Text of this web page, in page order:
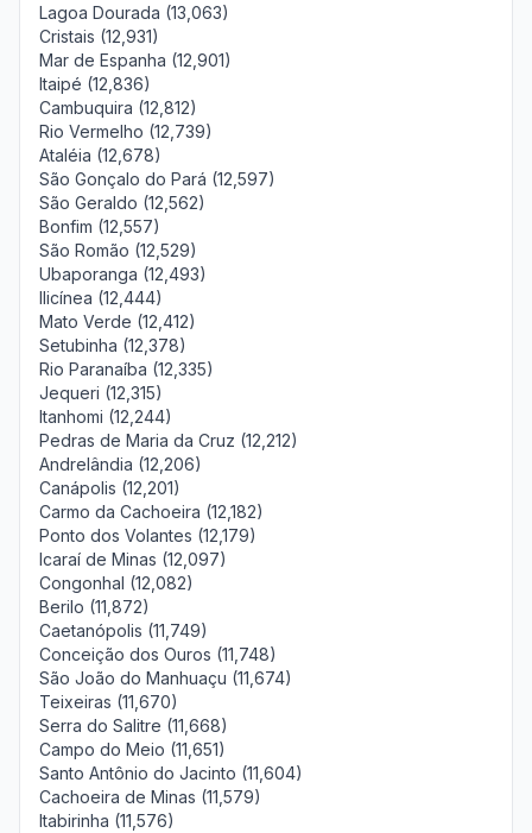
Lagoa Dourada (13,063)
Cristais (12,931)
Mar de Espanha (12,901)
Itaipé (12,836)
Cambuquira (12,812)
Rio Vermelho (12,739)
Ataléia (12,678)
São Gonçalo do Pará (12,597)
São Geraldo (12,562)
Bonfim (12,557)
São Romão (12,529)
Ubaporanga (12,493)
Ilicínea (12,444)
Mato Verde (12,412)
Setubinha (12,378)
Rio Paranaíba (12,335)
Jequeri (12,315)
Itanhomi (12,244)
Pedras de Maria da Cruz (12,212)
Andrelândia (12,206)
Canápolis (12,201)
Carmo da Cachoeira (12,182)
Ponto dos Volantes (12,179)
Icaraí de Minas (12,097)
Congonhal (12,082)
Berilo (11,872)
Caetanópolis (11,749)
Conceição dos Ouros (11,748)
São João do Manhuaçu (11,674)
Teixeiras (11,670)
Serra do Salitre (11,668)
Campo do Meio (11,651)
Santo Antônio do Jacinto (11,604)
Cachoeira de Minas (11,579)
Itabirinha (11,576)